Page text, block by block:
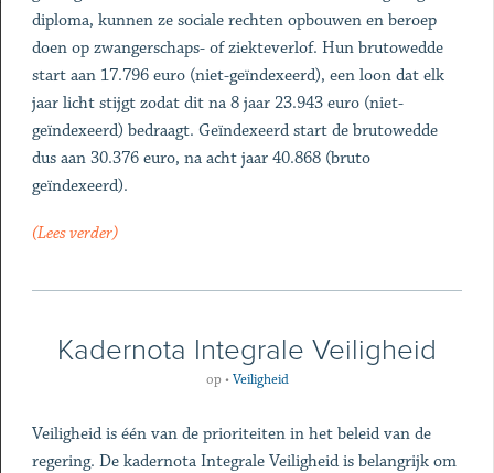
diploma, kunnen ze sociale rechten opbouwen en beroep
doen op zwangerschaps- of ziekteverlof. Hun brutowedde
start aan 17.796 euro (niet-geïndexeerd), een loon dat elk
jaar licht stijgt zodat dit na 8 jaar 23.943 euro (niet-
geïndexeerd) bedraagt. Geïndexeerd start de brutowedde
dus aan 30.376 euro, na acht jaar 40.868 (bruto
geïndexeerd).
(Lees verder)
Kadernota Integrale Veiligheid
op •Veiligheid
Veiligheid is één van de prioriteiten in het beleid van de
regering. De kadernota Integrale Veiligheid is belangrijk om